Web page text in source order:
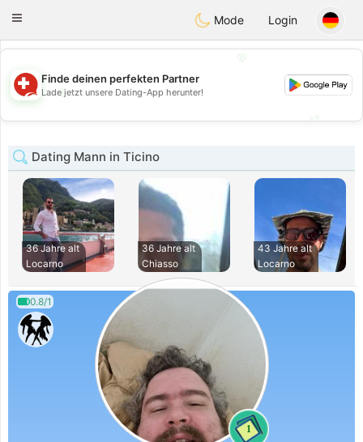
Suissi
Toggle
Mode Login
💖
💕
Finde deinen perfekten Partner
Lade jetzt unsere Dating-App herunter!
Dating Mann in Ticino
36 Jahre alt
Locarno
36 Jahre alt
Chiasso
43 Jahre alt
Locarno
0.8/1
1